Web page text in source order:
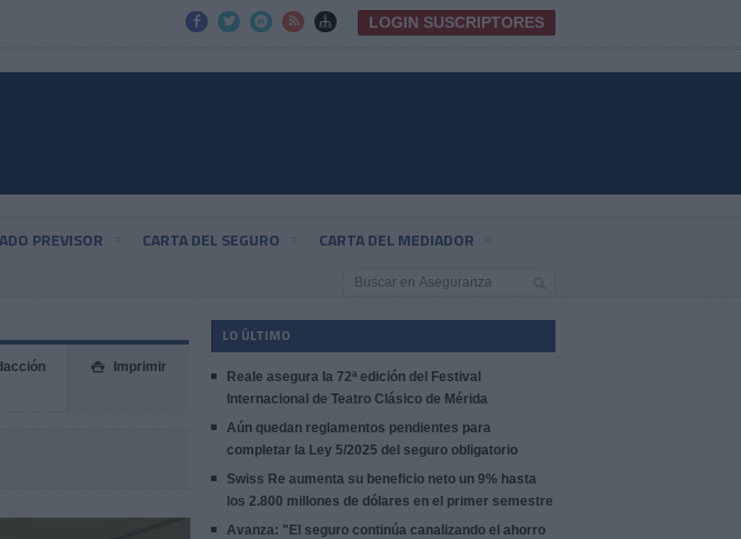
     LOGIN SUSCRIPTORES
PREVISOR CARTA DEL SEGURO CARTA DEL MEDIADOR
 Imprimir
LO ÚLTIMO
Reale asegura la 72ª edición del Festival
Internacional de Teatro Clásico de Mérida
Aún quedan reglamentos pendientes para
completar la Ley 5/2025 del seguro obligatorio
Swiss Re aumenta su beneficio neto un 9% hasta
los 2.800 millones de dólares en el primer semestre
Avanza: "El seguro continúa canalizando el ahorro